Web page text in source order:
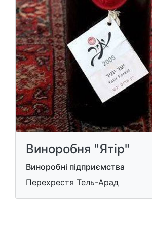
Виноробня "Ятір"
Виноробні підприємства
Перехрестя Тель-Арад